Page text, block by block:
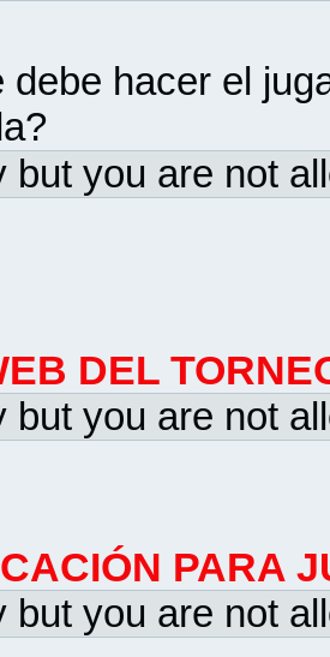
debe hacer el
but you are not
DEL
but you are not
PARA
but you are not